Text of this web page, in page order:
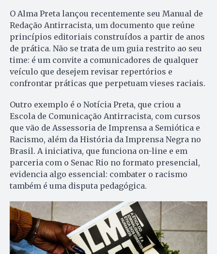
O Alma Preta lançou recentemente seu Manual de
Redação Antirracista, um documento que reúne
princípios editoriais construídos a partir de anos
de prática. Não se trata de um guia restrito ao seu
time: é um convite a comunicadores de qualquer
veículo que desejem revisar repertórios e
confrontar práticas que perpetuam vieses raciais.
Outro exemplo é o Notícia Preta, que criou a
Escola de Comunicação Antirracista, com cursos
que vão de Assessoria de Imprensa a Semiótica e
Racismo, além da História da Imprensa Negra no
Brasil. A iniciativa, que funciona on-line e em
parceria com o Senac Rio no formato presencial,
evidencia algo essencial: combater o racismo
também é uma disputa pedagógica.